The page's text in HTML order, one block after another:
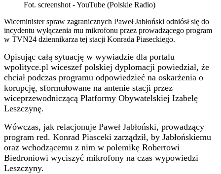
Fot. screenshot - YouTube (Polskie Radio)
Wiceminister spraw zagranicznych Paweł Jabłoński odniósł się do
incydentu wyłączenia mu mikrofonu przez prowadzącego program
w TVN24 dziennikarza tej stacji Konrada Piaseckiego.
Opisując całą sytuację w wywiadzie dla portalu
wpolityce.pl wiceszef polskiej dyplomacji powiedział, że
chciał podczas programu odpowiedzieć na oskarżenia o
korupcję, sformułowane na antenie stacji przez
wiceprzewodniczącą Platformy Obywatelskiej Izabelę
Leszczynę.
Wówczas, jak relacjonuje Paweł Jabłoński, prowadzący
program red. Konrad Piasceki zarządził, by Jabłońskiemu
oraz wchodzącemu z nim w polemikę Robertowi
Biedroniowi wyciszyć mikrofony na czas wypowiedzi
Leszczyny.